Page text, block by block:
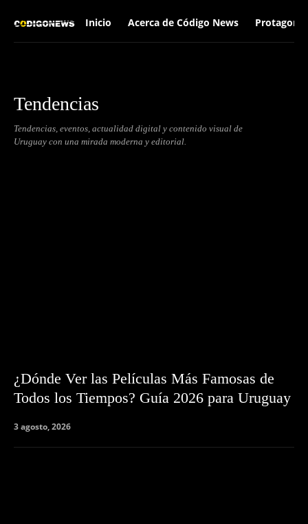
Inicio Acerca de Código News
Tendencias
Tendencias, eventos, actualidad digital y contenido visual de
Uruguay con una mirada moderna y editorial.
¿Dónde Ver las Películas Más Famosas de
Todos los Tiempos? Guía 2026 para Uruguay
3 agosto, 2026